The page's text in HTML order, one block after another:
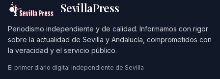
SevillaPress
Periodismo independiente y de calidad. Informamos con rigor
sobre la actualidad de Sevilla y Andalucía, comprometidos con
la veracidad y el servicio público.
El primer diario digital independiente de Sevilla